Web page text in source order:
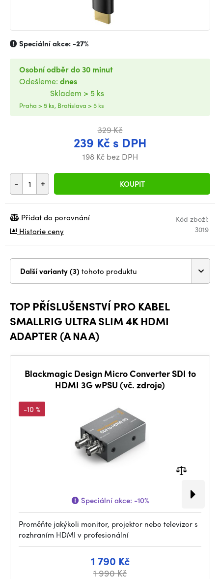
Speciální akce:-27%
329 Kč
239 Kč s DPH
198 Kč bez DPH
- + KOUPIT
Osobní odběr do 30 minut
Odešleme: dnes
Skladem > 5 ks
Praha > 5 ks, Bratislava > 5 ks
Kód zboží:
3019
Přidat do porovnání
Historie ceny
Další varianty (3) tohoto produktu
TOP PŘÍSLUŠENSTVÍ PRO KABEL
SMALLRIG ULTRA SLIM 4K HDMI
ADAPTER (A NA A)
Blackmagic Design Micro Converter SDI to
HDMI 3G wPSU (vč. zdroje)
-10 %
Speciální akce: -10%
Proměňte jakýkoli monitor, projektor nebo televizor s
rozhraním HDMI v profesionální
1 790 Kč
1 990 Kč